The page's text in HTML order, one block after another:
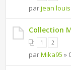
parjean louis
Collection
1 2
parMika95 »